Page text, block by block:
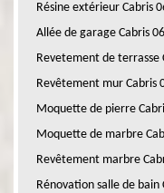
Résine extérieur Cabris
Allée de garage Cabris
Revetement de terrasse
Revêtement mur Cabris
Moquette de pierre
Moquette de marbre
Revêtement marbre
Rénovation salle de bain